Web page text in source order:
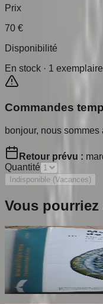
Prix
70 €
Disponibilité
En stock · 1
Commandes
bonjour, nous
Retour prévu :
Quantité
Indisponible (Vacances)
Vous
Catalogue
Tome 3. Jean
GIARD Jean Baptiste
80€